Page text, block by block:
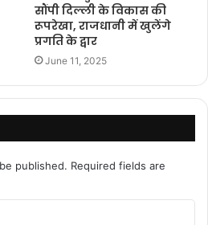
सौंपी दिल्ली के विकास की
रूपरेखा, राजधानी में खुलेंगे
प्रगति के द्वार
June 11, 2025
published. Required fields are